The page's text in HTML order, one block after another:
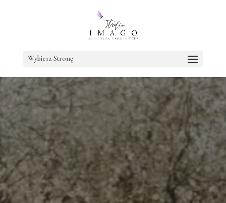
Wybierz Stronę